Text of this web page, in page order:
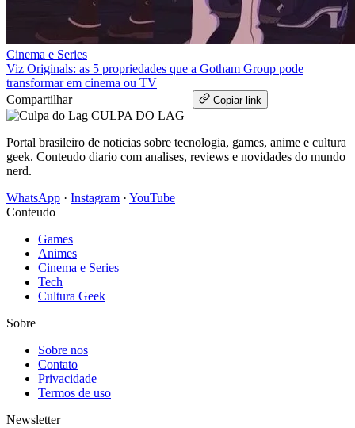
Cinema e Series
Viz Originals: as 5 propriedades que a Gotham Group pode
transformar em cinema ou TV
Compartilhar
Copiar link
CULPA DO LAG
Portal brasileiro de noticias sobre tecnologia, games, anime e cultura
geek. Conteudo diario com analises, reviews e novidades do mundo
nerd.
WhatsApp · Instagram · YouTube
Conteudo
Games
Animes
Cinema e Series
Tech
Cultura Geek
Sobre
Sobre nos
Contato
Privacidade
Termos de uso
Newsletter